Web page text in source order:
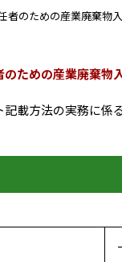
者のための産業廃棄物
のための産業廃棄物
載方法の実務に係